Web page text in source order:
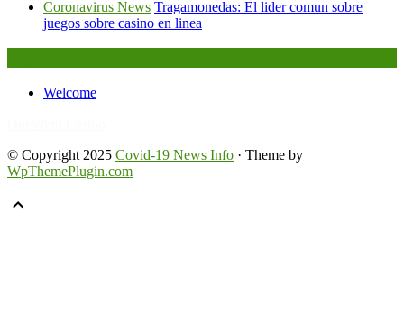
Coronavirus News Tragamonedas: El lider comun sobre
juegos sobre casino en linea
Welcome
© Copyright 2025 Covid-19 News Info · Theme by
WpThemePlugin.com